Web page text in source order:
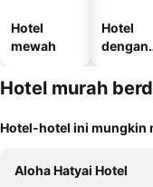
Hotel
mewah
Hotel
dengan
Hotel murah
Hotel-hotel ini mungkin
Aloha Hatyai Hotel